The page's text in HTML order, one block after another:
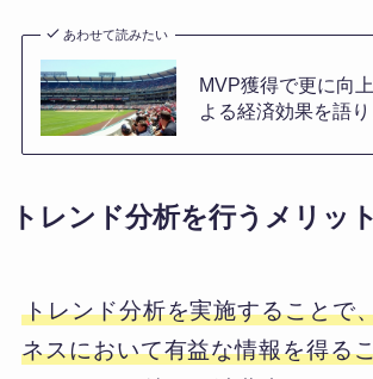
あわせて読みたい
MVP獲得で更に向
よる経済効果を語
トレンド分析を行うメリット
トレンド分析を実施することで
ネスにおいて有益な情報を得る